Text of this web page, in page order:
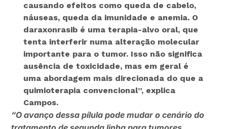
causando efeitos como queda de cabelo,
náuseas, queda da imunidade e anemia. O
daraxonrasib é uma terapia-alvo oral, que
tenta interferir numa alteração molecular
importante para o tumor. Isso não significa
ausência de toxicidade, mas em geral é
uma abordagem mais direcionada do que a
quimioterapia convencional”, explica
Campos.
“O avanço dessa pílula pode mudar o cenário do